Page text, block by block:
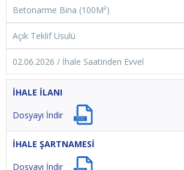
Betonarme Bina (100M²)
Açık Teklif Usulü
02.06.2026 / İhale Saatinden Evvel
İHALE İLANI
Dosyayı İndir
İHALE ŞARTNAMESİ
Dosyayı İndir